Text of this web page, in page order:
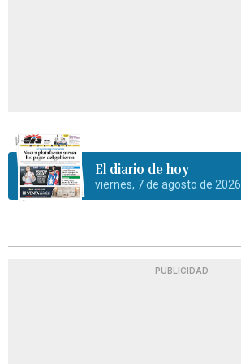
El diario de hoy
viernes, 7 de agosto de 2026
PUBLICIDAD